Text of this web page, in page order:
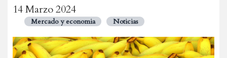
14 Marzo 2024
Mercado y economia Noticias